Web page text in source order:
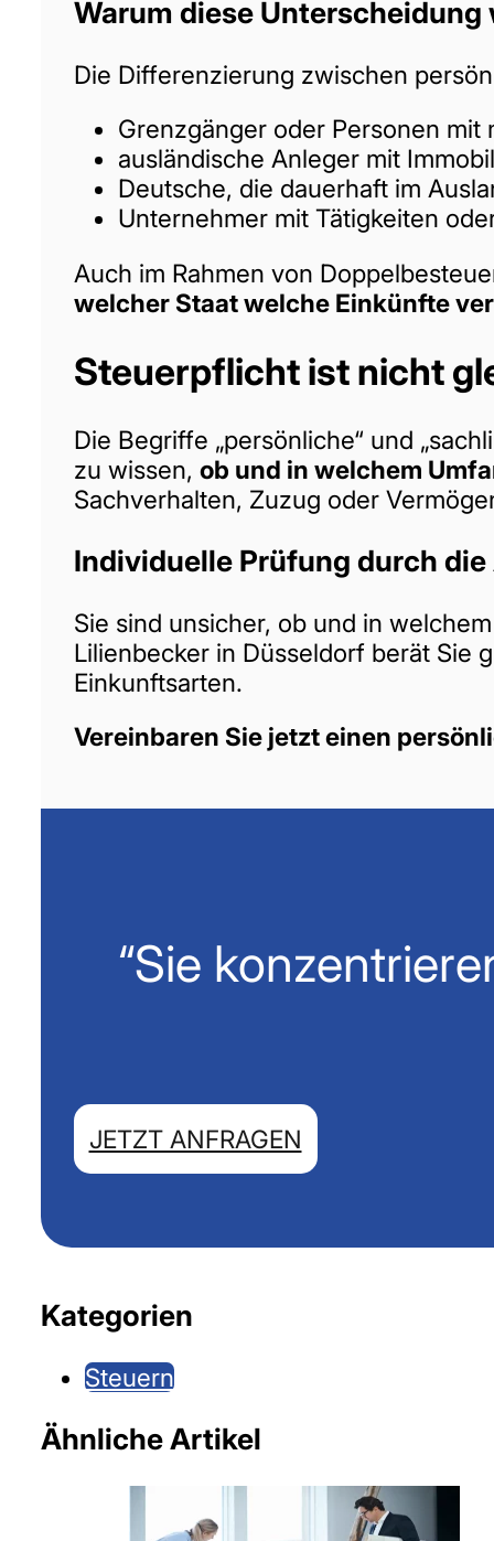
Warum diese
Die Differenzierung zwischen
Grenzgänger oder Personen mit
ausländische Anleger mit
Deutsche, die dauerhaft im
Unternehmer mit Tätigkeiten
Auch im Rahmen von
welcher Staat welche Einkünfte
Steuerpflicht ist nicht
Die Begriffe „persönliche“ und
zu wissen, ob und in welchem
Sachverhalten, Zuzug oder
Individuelle Prüfung durch
Sie sind unsicher, ob und in
Lilienbecker in Düsseldorf berät Sie
Einkunftsarten.
Vereinbaren Sie jetzt einen
“Sie
JETZT ANFRAGEN
Kategorien
Steuern
Ähnliche Artikel